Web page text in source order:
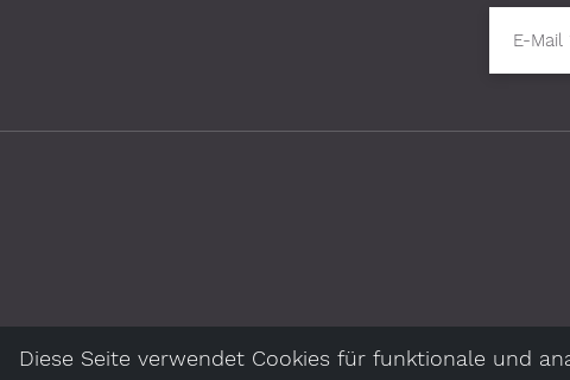
E-Mail
Diese Seite verwendet Cookies für funktionale und